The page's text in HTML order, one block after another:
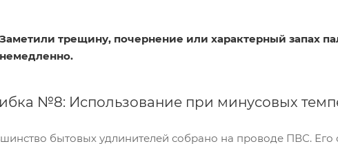
Заметили трещину, почернение или характерный запах
немедленно.
№8: Использование при минусовых
бытовых удлинителей собрано на проводе ПВС. Его